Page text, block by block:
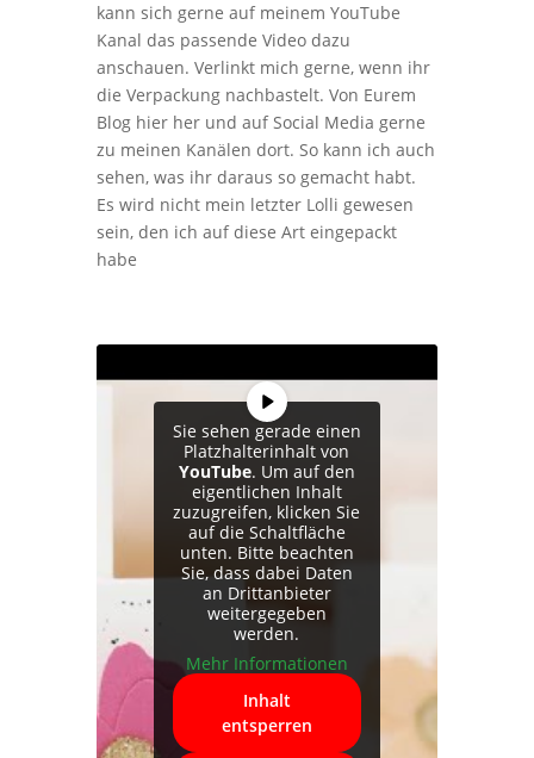
kann sich gerne auf meinem YouTube
Kanal das passende Video dazu
anschauen. Verlinkt mich gerne, wenn ihr
die Verpackung nachbastelt. Von Eurem
Blog hier her und auf Social Media gerne
zu meinen Kanälen dort. So kann ich auch
sehen, was ihr daraus so gemacht habt.
Es wird nicht mein letzter Lolli gewesen
sein, den ich auf diese Art eingepackt
habe
Sie sehen gerade einen
Platzhalterinhalt von
YouTube. Um auf den
eigentlichen Inhalt
zuzugreifen, klicken Sie
auf die Schaltfläche
unten. Bitte beachten
Sie, dass dabei Daten
an Drittanbieter
weitergegeben
werden.
Mehr Informationen
Inhalt
entsperren